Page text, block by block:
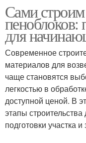
Фасадная
Советы по
отделке
Отделки с
Сами
пеноблоков:
для
Современное
материалов для
чаще становятся
легкостью в
доступной ценой. В
этапы
подготовки участка